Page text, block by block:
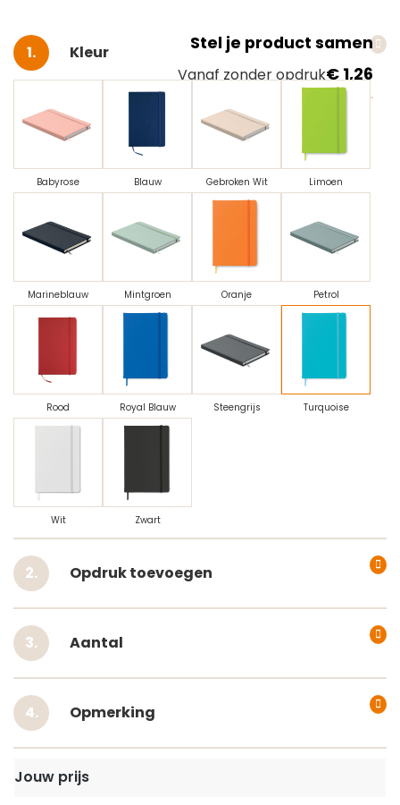
Stel je product samen
Vanaf zonder opdruk€ 1,26
Selecteer
Kleur
Babyrose Blauw Gebroken Wit Limoen
Marineblauw Mintgroen Oranje Petrol
Rood Royal Blauw Steengrijs Turquoise
Wit Zwart
Opdruk toevoegen
Aantal
Opmerking
Jouw prijs